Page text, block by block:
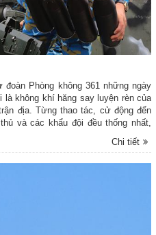
Phòng không 361 những ngày
không khí hăng say luyện rèn của
địa. Từng thao tác, cử động đến
và các khẩu đội đều thống nhất,
thể hiện rõ sự quyết tâm vượt nắng
vững chắc, sẵn sàng chiến đấu
Chi tiết